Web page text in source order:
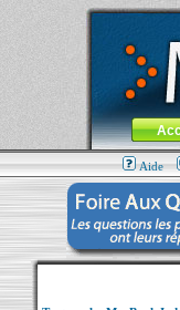
MacBook-fr.com :
Aller au contenu
Menu
Aide